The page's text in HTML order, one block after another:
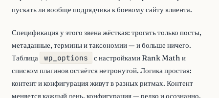
пускать ли вообще подрядчика к боевому сайту клиента.
Спецификация у этого звена жёсткая: трогать только посты,
метаданные, термины и таксономии — и больше ничего.
Таблица
wp_options
с настройками Rank Math и
списком плагинов остаётся нетронутой. Логика простая:
контент и конфигурация живут в разных ритмах. Контент
меняется каждый день, конфигурация — редко и осознанно.